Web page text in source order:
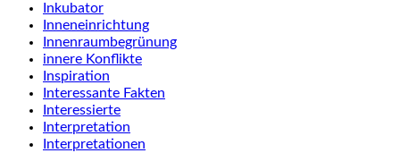
Inkubator
Inneneinrichtung
Innenraumbegrünung
innere Konflikte
Inspiration
Interessante Fakten
Interessierte
Interpretation
Interpretationen